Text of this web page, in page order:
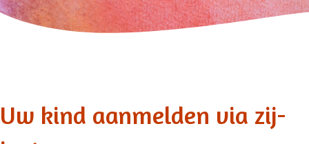
Uw kind aanmelden via zij-